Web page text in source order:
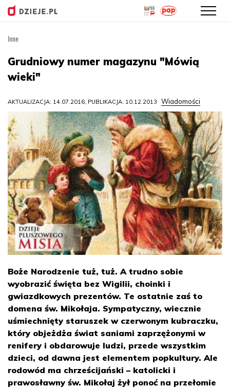
treści
Inne
Grudniowy numer magazynu "Mówią
wieki"
AKTUALIZACJA: 14.07.2016, PUBLIKACJA: 10.12.2013 Wiadomości
Boże Narodzenie tuż, tuż. A trudno sobie
wyobrazić święta bez Wigilii, choinki i
gwiazdkowych prezentów. Te ostatnie zaś to
domena św. Mikołaja. Sympatyczny, wiecznie
uśmiechnięty staruszek w czerwonym kubraczku,
który objeżdża świat saniami zaprzężonymi w
renifery i obdarowuje ludzi, przede wszystkim
dzieci, od dawna jest elementem popkultury. Ale
rodowód ma chrześcijański – katolicki i
prawosławny św. Mikołaj żył ponoć na przełomie